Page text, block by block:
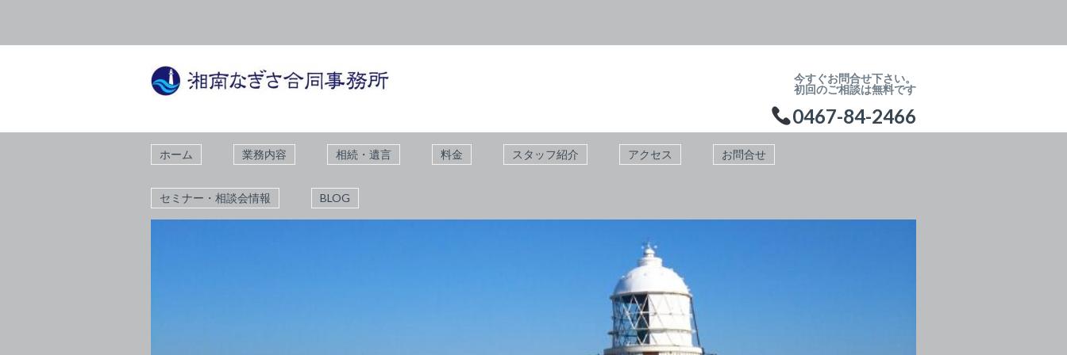
今すぐお問合せ下さい。
初回のご相談は無料です
0467-84-2466
ホーム 業務内容 相続・遺言 料金 スタッフ紹介 アクセス お問合せ
セミナー・相談会情報 BLOG